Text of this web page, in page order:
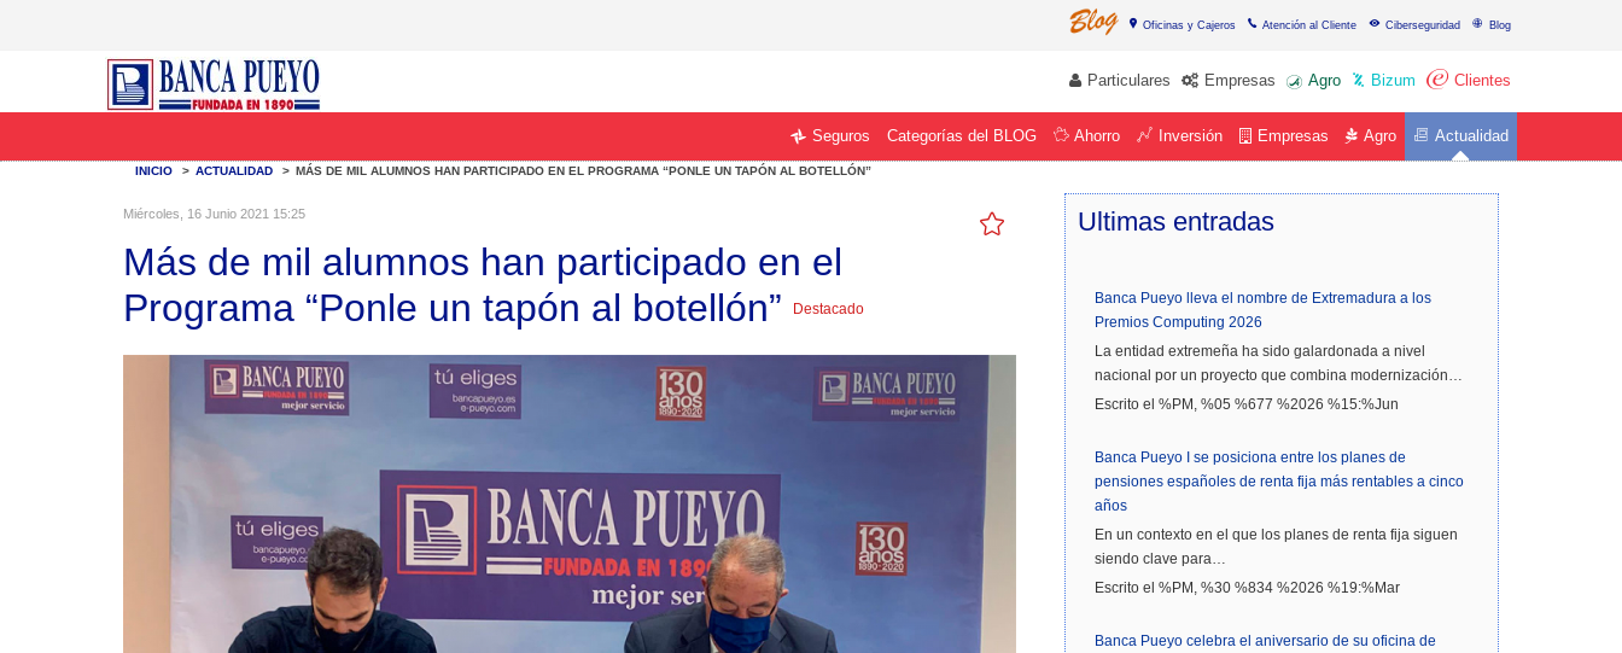
Oficinas y Cajeros Atención al Cliente Ciberseguridad Blog
Particulares Empresas Agro Bizum Clientes
Actualidad
Agro
Empresas
Inversión
Ahorro
Categorías del BLOG
Seguros
INICIO > ACTUALIDAD > MÁS DE MIL ALUMNOS HAN PARTICIPADO EN EL PROGRAMA “PONLE UN TAPÓN AL BOTELLÓN”
Miércoles, 16 Junio 2021 15:25
Más de mil alumnos han participado en el
Programa “Ponle un tapón al botellón”
Destacado
Ultimas entradas
Banca Pueyo lleva el nombre de Extremadura a los
Premios Computing 2026
La entidad extremeña ha sido galardonada a nivel
nacional por un proyecto que combina modernización…
Escrito el %PM, %05 %677 %2026 %15:%Jun
Banca Pueyo I se posiciona entre los planes de
pensiones españoles de renta fija más rentables a cinco
años
En un contexto en el que los planes de renta fija siguen
siendo clave para…
Escrito el %PM, %30 %834 %2026 %19:%Mar
Banca Pueyo celebra el aniversario de su oficina de